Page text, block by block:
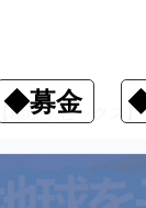
◆募金
【環境トピックス